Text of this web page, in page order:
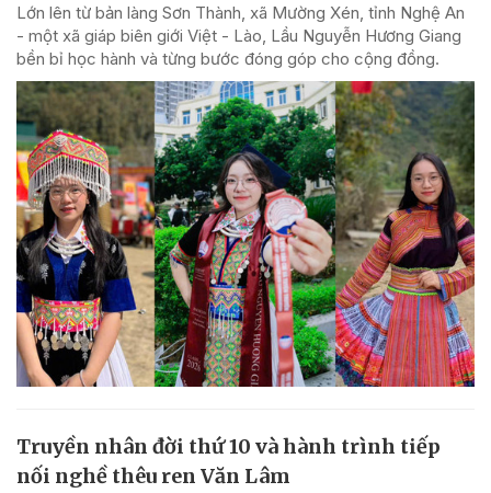
Lớn lên từ bản làng Sơn Thành, xã Mường Xén, tỉnh Nghệ An
- một xã giáp biên giới Việt - Lào, Lầu Nguyễn Hương Giang
bền bỉ học hành và từng bước đóng góp cho cộng đồng.
Truyền nhân đời thứ 10 và hành trình tiếp
nối nghề thêu ren Văn Lâm